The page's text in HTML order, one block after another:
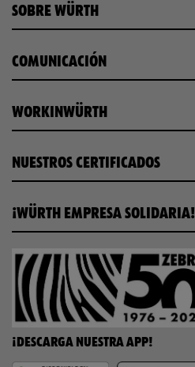
SOBRE WÜRTH
COMUNICACIÓN
WORKINWÜRTH
NUESTROS CERTIFICADOS
¡WÜRTH EMPRESA SOLIDARIA!
¡DESCARGA NUESTRA APP!